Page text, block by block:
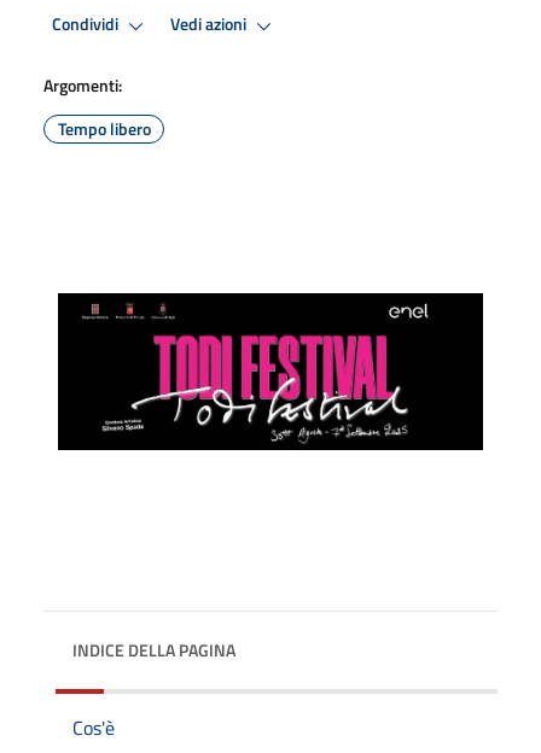
Condividi Vedi azioni
Argomenti:
Tempo libero
INDICE DELLA PAGINA
Cos'è